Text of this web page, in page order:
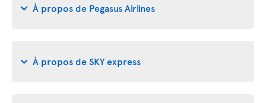
À propos de Pegasus Airlines
À propos de SKY express